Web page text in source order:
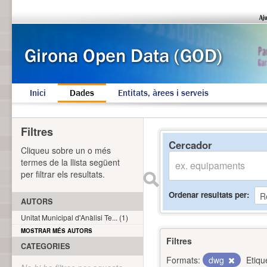
Inici Dades Entitats, àrees i serveis
Cercador
Ordenar resultats per
Filtres
Formats:
dwg
Filtres
Cliqueu sobre un o més
termes de la llista següent
per filtrar els resultats.
AUTORS
Unitat Municipal d'Anàlisi Te... (1)
MOSTRAR MÉS AUTORS
CATEGORIES